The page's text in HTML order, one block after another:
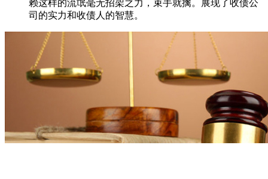
赖这样的流氓毫无招架之力，束手就擒。展现了收债公
司的实力和收债人的智慧。